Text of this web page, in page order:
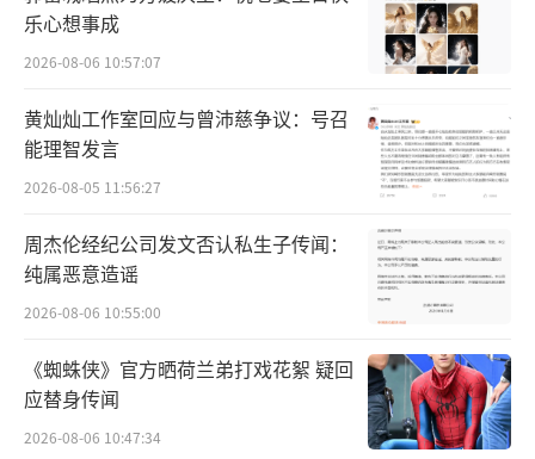
入新的活力，深入浅出地让更多的人了解并喜
爱上中国。这是属于张艺兴自己的音乐之路：
肩负社会责任与正能量。让我们共同期待，下
一站，他那些还未曾揭开的惊喜和能量。大航
海4·STEP，不见不散！
（责任编辑：李劲 CK005）
乐心想事成
2026-08-06 10:57:07
黄灿灿工作室回应与曾沛慈争议：号召
能理智发言
2026-08-05 11:56:27
周杰伦经纪公司发文否认私生子传闻：
纯属恶意造谣
2026-08-06 10:55:00
《蜘蛛侠》官方晒荷兰弟打戏花絮 疑回
应替身传闻
2026-08-06 10:47:34